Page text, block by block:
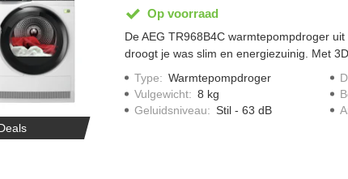
Op voorraad
De AEG TR968B4C warmtepompdroger
droogt je was slim en energiezuinig. Met
trommel komen. Dankzij AbsoluteCare
mooi in vorm en goed beschermd. De
Type: Warmtepompdroger
Vulgewicht: 8 kg
Geluidsniveau: Stil - 63 dB